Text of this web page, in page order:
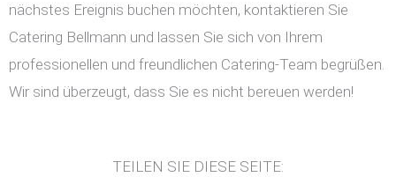
nächstes Ereignis buchen möchten, kontaktieren Sie
Catering Bellmann und lassen Sie sich von Ihrem
professionellen und freundlichen Catering-Team begrüßen.
Wir sind überzeugt, dass Sie es nicht bereuen werden!
TEILEN SIE DIESE SEITE: